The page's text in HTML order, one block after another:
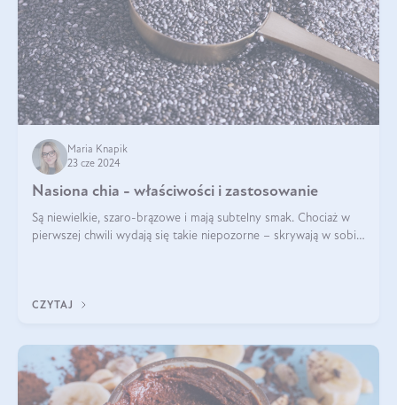
Maria Knapik
23 cze 2024
Nasiona chia - właściwości i zastosowanie
Są niewielkie, szaro-brązowe i mają subtelny smak. Chociaż w
pierwszej chwili wydają się takie niepozorne – skrywają w sobie
CZYTAJ